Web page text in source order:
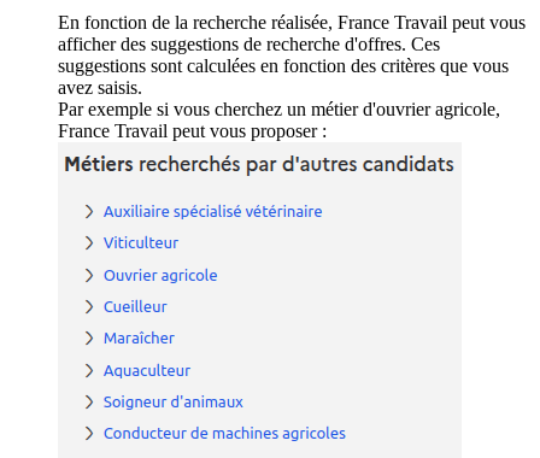
En fonction de la recherche réalisée, France Travail peut vous
afficher des suggestions de recherche d'offres. Ces
suggestions sont calculées en fonction des critères que vous
avez saisis.
Par exemple si vous cherchez un métier d'ouvrier agricole,
France Travail peut vous proposer :